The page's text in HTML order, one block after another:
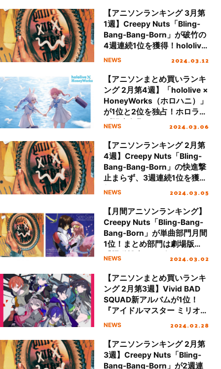
【アニソンランキング 3月第
1週】Creepy Nuts「Bling-
Bang-Bang-Born」が破竹の
4週連続1位を獲得！hololive
IDOL PROJECT、シーズが初
NEWS 2024.03.12
【アニソンまとめ買いランキ
ング 2月第4週】「hololive ×
HoneyWorks（ホロハニ）」
が1位と2位を独占！ホロライ
ブ関連楽曲が4タイトルラン
NEWS 2024.03.06
【アニソンランキング 2月第
4週】Creepy Nuts「Bling-
Bang-Bang-Born」の快進撃
止まらず、3週連続1位を獲
得！
NEWS 2024.03.05
【月間アニソンランキング】
Creepy Nuts「Bling-Bang-
Bang-Born」が単曲部門月間
1位！まとめ部門は劇場版
『機動戦士ガンダムSEED
NEWS 2024.03.02
【アニソンまとめ買いランキ
ング 2月第3週】Vivid BAD
SQUAD新アルバムが1位！
『アイドルマスター ミリオン
ライブ！』の挿入歌アルバム
NEWS 2024.02.28
【アニソンランキング 2月第
3週】Creepy Nuts「Bling-
Bang-Bang-Born」が2週連